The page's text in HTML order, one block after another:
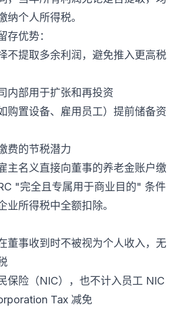
纳个人所得税。
存优势：
不提取多余利润，避免推入更高税
内部用于扩张和再投资
购置设备、雇用员工）提前储备资
费的节税潜力
主名义直接向董事的养老金账户缴
"完全且专属用于商业目的" 条件
业所得税中全额扣除。
董事收到时不被视为个人收入，无
保险（NIC），也不计入员工 NIC
Tax 减免